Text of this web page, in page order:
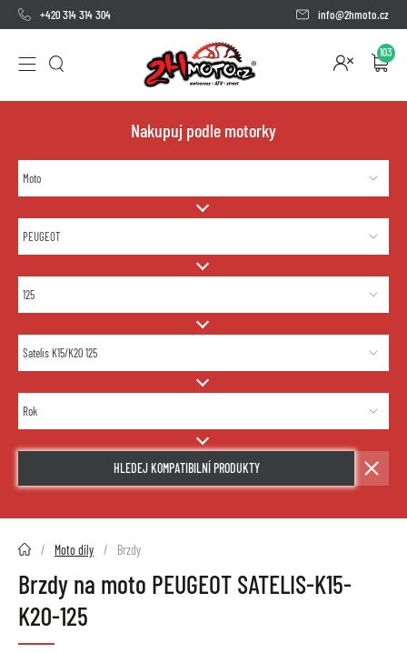
+420 314 314 304 info@2hmoto.cz
103
Nakupuj podle motorky
HLEDEJ KOMPATIBILNÍ PRODUKTY
2HMOTO.cz Moto díly Brzdy
Brzdy na moto PEUGEOT SATELIS-K15-
K20-125